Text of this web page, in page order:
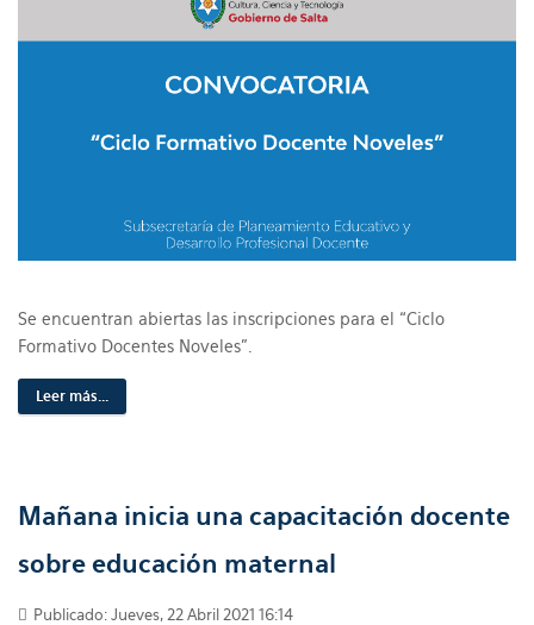
Se encuentran abiertas las inscripciones para el “Ciclo
Formativo Docentes Noveles”.
Leer más...
Mañana inicia una capacitación docente
sobre educación maternal
Publicado: Jueves, 22 Abril 2021 16:14